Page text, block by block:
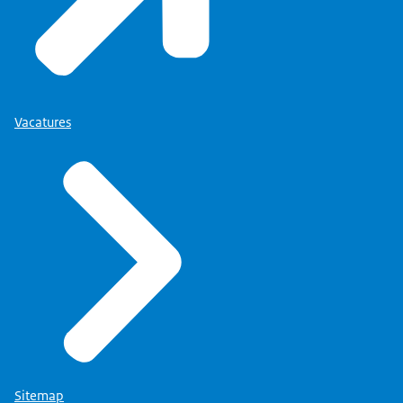
Vacatures
Sitemap